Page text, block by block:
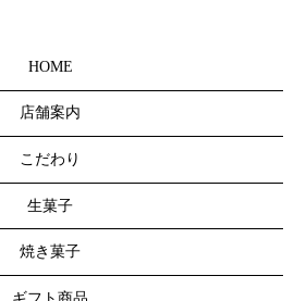
HOME
店舗案内
こだわり
生菓子
焼き菓子